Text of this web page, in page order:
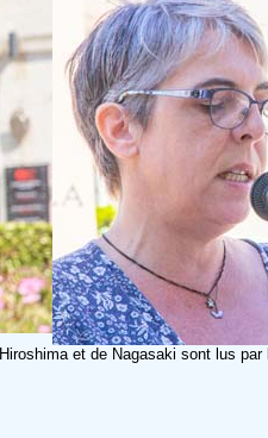
et de Nagasaki sont lus par